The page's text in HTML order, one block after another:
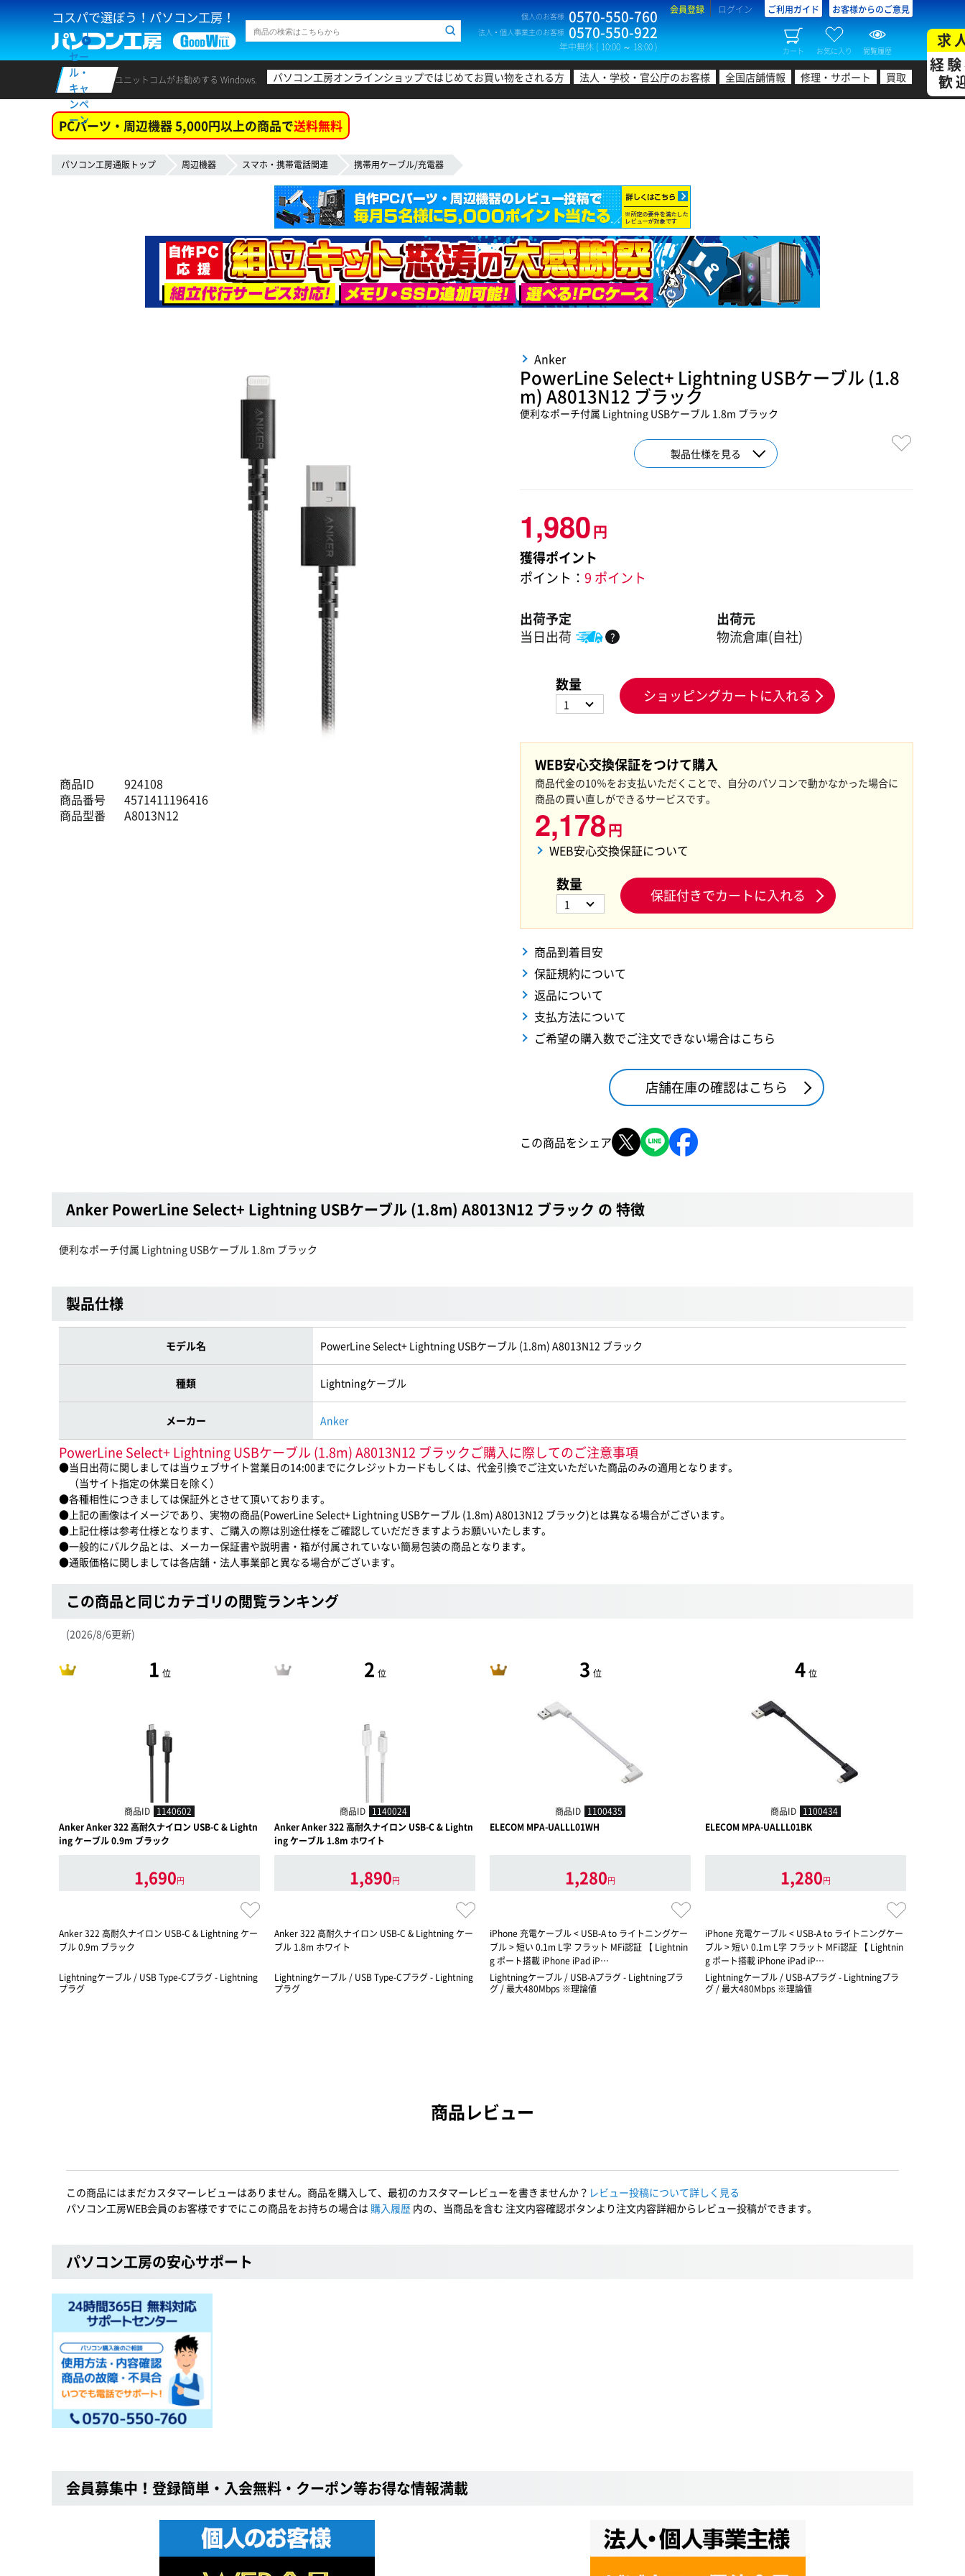
コスパで選ぼう！パソコン工房！ 個人のお客様 0570-550-760
法人・個人事業主のお客様 0570-550-922
年中無休 ( 10:00 ～ 18:00 )
会員登録 ログイン ご利用ガイド お客様からのご意見
カート お気に入り 閲覧履歴
セー
ル・
キャ
ンペ
ーン
ユニットコムがお勧めする Windows. パソコン工房オンラインショップではじめてお買い物をされる方 法人・学校・官公庁のお客様 全国店舗情報 修理・サポート 買取
求
経
歓
PCパーツ・周辺機器 5,000円以上の商品で送料無料
パソコン工房通販トップ 周辺機器 スマホ・携帯電話関連 携帯用ケーブル/充電器
商品ID
924108
商品番号
4571411196416
商品型番
A8013N12
Anker
PowerLine Select+ Lightning USBケーブル (1.8
m) A8013N12 ブラック
便利なポーチ付属 Lightning USBケーブル 1.8m ブラック
製品仕様を見る
1,980円
獲得ポイント
ポイント： 9 ポイント
出荷予定
当日出荷
?
出荷元
物流倉庫(自社)
数量
1 ショッピングカートに入れる
WEB安心交換保証をつけて購入
商品代金の10％をお支払いただくことで、自分のパソコンで動かなかった場合に
商品の買い直しができるサービスです。
2,178円
WEB安心交換保証について
数量
1 保証付きでカートに入れる
商品到着目安
保証規約について
返品について
支払方法について
ご希望の購入数でご注文できない場合はこちら
店舗在庫の確認はこちら
この商品をシェア
Anker PowerLine Select+ Lightning USBケーブル (1.8m) A8013N12 ブラック の 特徴
便利なポーチ付属 Lightning USBケーブル 1.8m ブラック
製品仕様
モデル名 PowerLine Select+ Lightning USBケーブル (1.8m) A8013N12 ブラック
種類 Lightningケーブル
メーカー Anker
PowerLine Select+ Lightning USBケーブル (1.8m) A8013N12 ブラックご購入に際してのご注意事項
●当日出荷に関しましては当ウェブサイト営業日の14:00までにクレジットカードもしくは、代金引換でご注文いただいた商品のみの適用となります。
（当サイト指定の休業日を除く）
●各種相性につきましては保証外とさせて頂いております。
●上記の画像はイメージであり、実物の商品(PowerLine Select+ Lightning USBケーブル (1.8m) A8013N12 ブラック)とは異なる場合がございます。
●上記仕様は参考仕様となります、ご購入の際は別途仕様をご確認していだだきますようお願いいたします。
●一般的にバルク品とは、メーカー保証書や説明書・箱が付属されていない簡易包装の商品となります。
●通販価格に関しましては各店舗・法人事業部と異なる場合がございます。
この商品と同じカテゴリの閲覧ランキング
(2026/8/6更新)
1 位
商品ID 1140602
Anker Anker 322 高耐久ナイロン USB-C & Lightn
ing ケーブル 0.9m ブラック
1,690円
Anker 322 高耐久ナイロン USB-C & Lightning ケー
ブル 0.9m ブラック
Lightningケーブル / USB Type-Cプラグ - Lightning
プラグ
2 位
商品ID 1140024
Anker Anker 322 高耐久ナイロン USB-C & Lightn
ing ケーブル 1.8m ホワイト
1,890円
Anker 322 高耐久ナイロン USB-C & Lightning ケー
ブル 1.8m ホワイト
Lightningケーブル / USB Type-Cプラグ - Lightning
プラグ
3 位
商品ID 1100435
ELECOM MPA-UALLL01WH
1,280円
iPhone 充電ケーブル < USB-A to ライトニングケー
ブル > 短い 0.1m L字 フラット MFi認証 【 Lightnin
g ポート搭載 iPhone iPad iP…
Lightningケーブル / USB-Aプラグ - Lightningプラ
グ / 最大480Mbps ※理論値
4 位
商品ID 1100434
ELECOM MPA-UALLL01BK
1,280円
iPhone 充電ケーブル < USB-A to ライトニングケー
ブル > 短い 0.1m L字 フラット MFi認証 【 Lightnin
g ポート搭載 iPhone iPad iP…
Lightningケーブル / USB-Aプラグ - Lightningプラ
グ / 最大480Mbps ※理論値
商品レビュー
この商品にはまだカスタマーレビューはありません。商品を購入して、最初のカスタマーレビューを書きませんか？ レビュー投稿について詳しく見る
パソコン工房WEB会員のお客様ですでにこの商品をお持ちの場合は 購入履歴 内の、当商品を含む 注文内容確認ボタンより注文内容詳細からレビュー投稿ができます。
パソコン工房の安心サポート
会員募集中！登録簡単・入会無料・クーポン等お得な情報満載